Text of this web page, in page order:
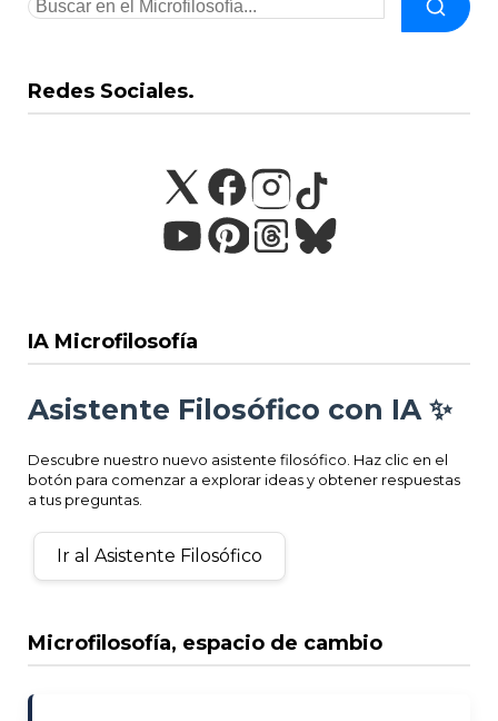
Redes Sociales.
IA Microfilosofía
Asistente Filosófico con IA ✨
Descubre nuestro nuevo asistente filosófico. Haz clic en el
botón para comenzar a explorar ideas y obtener respuestas
a tus preguntas.
Ir al Asistente Filosófico
Microfilosofía, espacio de cambio